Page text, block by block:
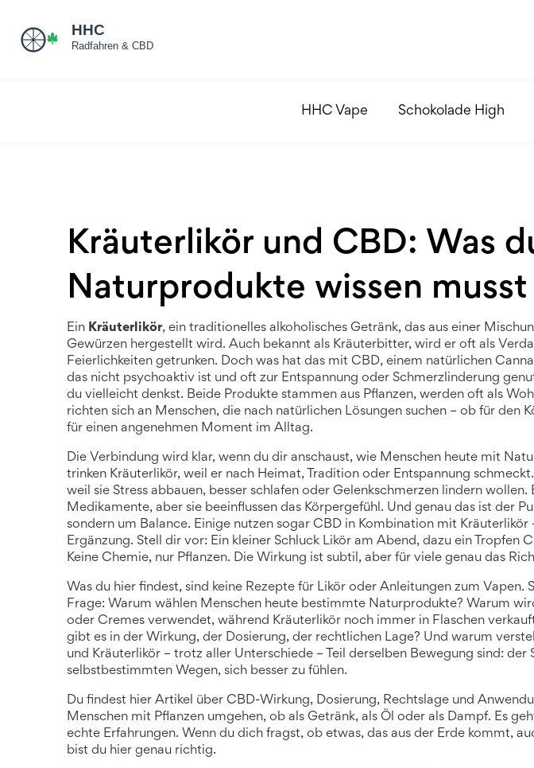
HHC Vape Schokolade High
Kräuterlikör und CBD: Was
Naturprodukte wissen musst
Ein Kräuterlikör, ein traditionelles alkoholisches Getränk, das aus einer
Gewürzen hergestellt wird. Auch bekannt als Kräuterbitter, wird er oft als
Feierlichkeiten getrunken. Doch was hat das mit CBD, einem natürlichen
das nicht psychoaktiv ist und oft zur Entspannung oder Schmerzlinderung
du vielleicht denkst. Beide Produkte stammen aus Pflanzen, werden oft als
richten sich an Menschen, die nach natürlichen Lösungen suchen – ob für den
für einen angenehmen Moment im Alltag.
Die Verbindung wird klar, wenn du dir anschaust, wie Menschen heute mit
trinken Kräuterlikör, weil er nach Heimat, Tradition oder Entspannung
weil sie Stress abbauen, besser schlafen oder Gelenkschmerzen lindern
Medikamente, aber sie beeinflussen das Körpergefühl. Und genau das ist der
sondern um Balance. Einige nutzen sogar CBD in Kombination mit Kräuterlikör
Ergänzung. Stell dir vor: Ein kleiner Schluck Likör am Abend, dazu ein Tropfen
Keine Chemie, nur Pflanzen. Die Wirkung ist subtil, aber für viele genau das
Was du hier findest, sind keine Rezepte für Likör oder Anleitungen zum Vapen.
Frage: Warum wählen Menschen heute bestimmte Naturprodukte? Warum
oder Cremes verwendet, während Kräuterlikör noch immer in Flaschen
gibt es in der Wirkung, der Dosierung, der rechtlichen Lage? Und warum
und Kräuterlikör – trotz aller Unterschiede – Teil derselben Bewegung sind: der
selbstbestimmten Wegen, sich besser zu fühlen.
Du findest hier Artikel über CBD-Wirkung, Dosierung, Rechtslage und
Menschen mit Pflanzen umgehen, ob als Getränk, als Öl oder als Dampf. Es
echte Erfahrungen. Wenn du dich fragst, ob etwas, das aus der Erde kommt,
bist du hier genau richtig.